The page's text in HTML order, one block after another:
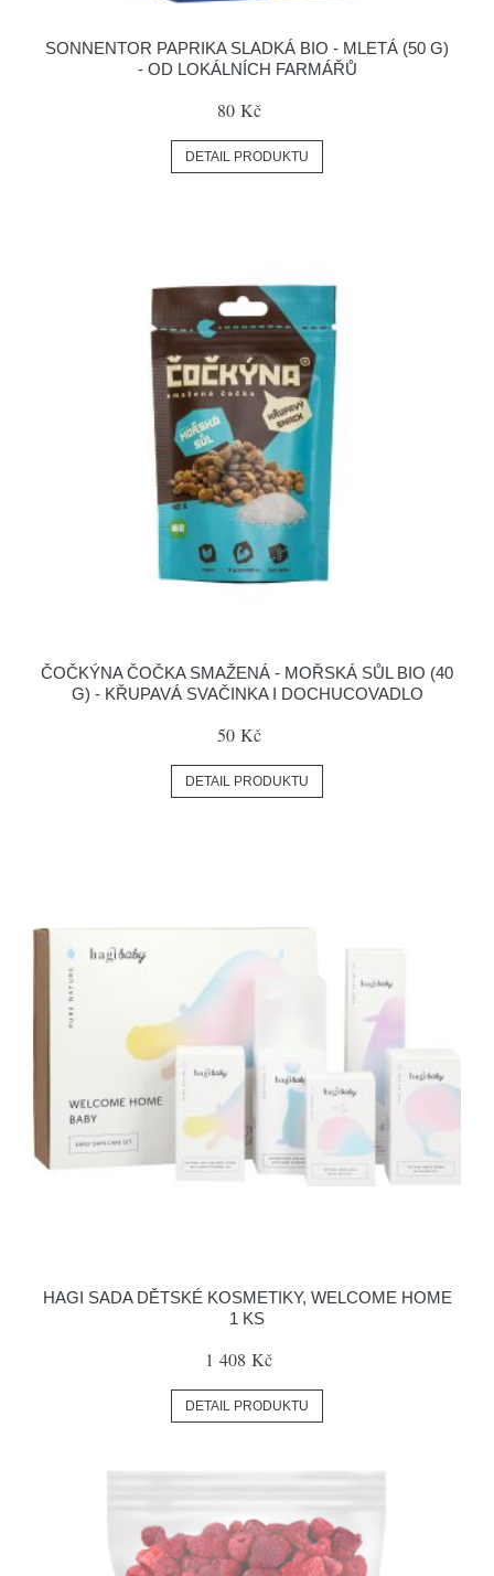
SONNENTOR PAPRIKA SLADKÁ BIO - MLETÁ (50 G)
- OD LOKÁLNÍCH FARMÁŘŮ
80 Kč
DETAIL PRODUKTU
ČOČKÝNA ČOČKA SMAŽENÁ - MOŘSKÁ SŮL BIO (40
G) - KŘUPAVÁ SVAČINKA I DOCHUCOVADLO
50 Kč
DETAIL PRODUKTU
HAGI SADA DĚTSKÉ KOSMETIKY, WELCOME HOME
1 KS
1 408 Kč
DETAIL PRODUKTU